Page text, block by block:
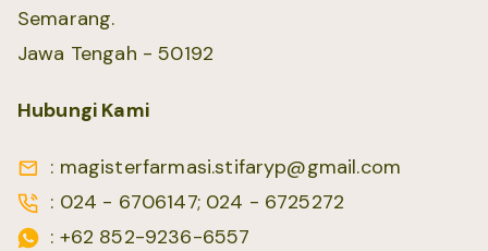
Semarang.
Jawa Tengah - 50192
Hubungi Kami
: magisterfarmasi.stifaryp@gmail.com
: 024 - 6706147; 024 - 6725272
: +62 852-9236-6557